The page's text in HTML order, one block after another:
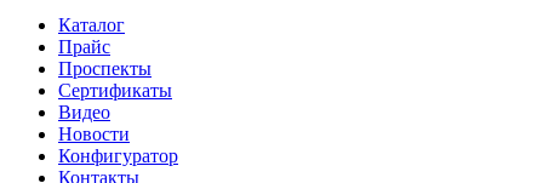
Каталог
Прайс
Проспекты
Сертификаты
Видео
Новости
Конфигуратор
Контакты